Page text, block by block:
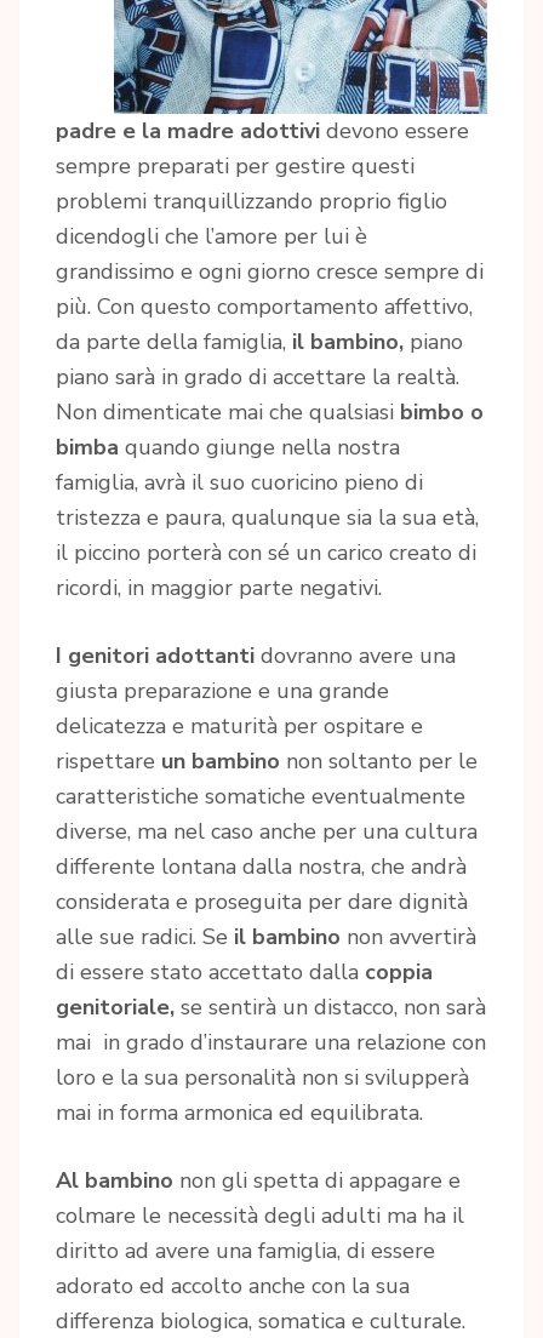
padre e la madre adottivi devono essere
sempre preparati per gestire questi
problemi tranquillizzando proprio figlio
dicendogli che l’amore per lui è
grandissimo e ogni giorno cresce sempre di
più. Con questo comportamento affettivo,
da parte della famiglia, il bambino, piano
piano sarà in grado di accettare la realtà.
Non dimenticate mai che qualsiasi bimbo o
bimba quando giunge nella nostra
famiglia, avrà il suo cuoricino pieno di
tristezza e paura, qualunque sia la sua età,
il piccino porterà con sé un carico creato di
ricordi, in maggior parte negativi.
I genitori adottanti dovranno avere una
giusta preparazione e una grande
delicatezza e maturità per ospitare e
rispettare un bambino non soltanto per le
caratteristiche somatiche eventualmente
diverse, ma nel caso anche per una cultura
differente lontana dalla nostra, che andrà
considerata e proseguita per dare dignità
alle sue radici. Se il bambino non avvertirà
di essere stato accettato dalla coppia
genitoriale, se sentirà un distacco, non sarà
mai in grado d’instaurare una relazione con
loro e la sua personalità non si svilupperà
mai in forma armonica ed equilibrata.
Al bambino non gli spetta di appagare e
colmare le necessità degli adulti ma ha il
diritto ad avere una famiglia, di essere
adorato ed accolto anche con la sua
differenza biologica, somatica e culturale.